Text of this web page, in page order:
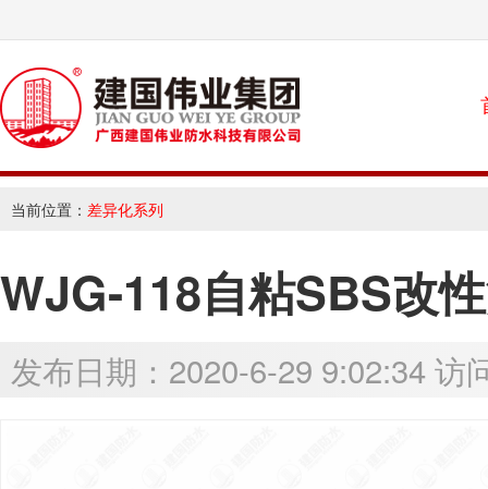
当前位置： 差异化系列
WJG-118自粘SBS改
发布日期：2020-6-29 9:02:34 访